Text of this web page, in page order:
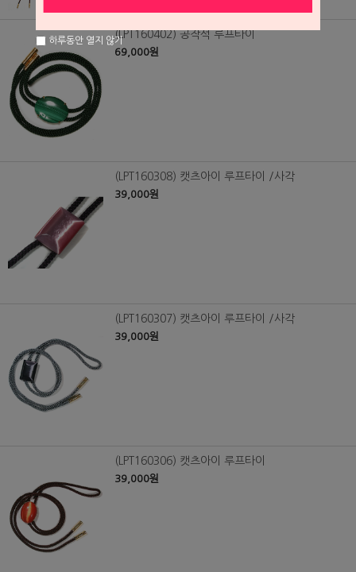
(LPT160402) 공작석 루프타이
69,000원
(LPT160308) 캣츠아이 루프타이 /사각
39,000원
(LPT160307) 캣츠아이 루프타이 /사각
39,000원
(LPT160306) 캣츠아이 루프타이
39,000원
하루동안 열지 않기